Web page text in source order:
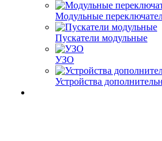
Модульные
Пускатели модульные
УЗО
Устройства